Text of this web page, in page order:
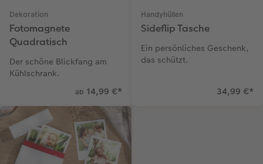
Dekoration
Fotomagnete
Quadratisch
Der schöne Blickfang am
Kühlschrank.
ab 14,99 €*
Handyhüllen
Sideflip Tasche
Ein persönliches Geschenk,
das schützt.
34,99 €*